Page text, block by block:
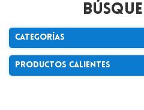
Categorías
Productos Calientes